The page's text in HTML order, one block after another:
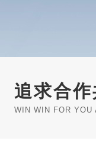
追求合作
WIN WIN FOR YOU